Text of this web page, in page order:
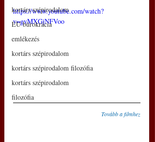
kortárs szépirodalom
EU bürokrácia
emlékezés
kortárs szépirodalom
kortárs szépirodalom filozófia
kortárs szépirodalom
filozófia
https://www.youtube.com/watch?
v=gvMXGjNFVoo
Tovább a filmhez